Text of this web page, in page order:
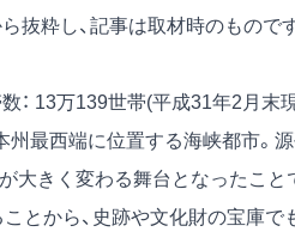
抜粋し、記事は取材時のものです
： 13万139世帯(平成31年2月末
州最西端に位置する海峡都市。
大きく変わる舞台となったこ
とから、史跡や文化財の宝庫で